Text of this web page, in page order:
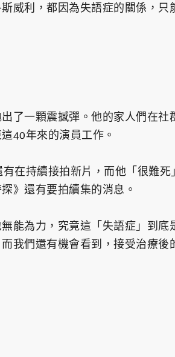
威利，都因為失語症的關係，只
了一顆震撼彈。他的家人們在社
40年來的演員工作。
在持續接拍新片，而他「很難
》還有要拍續集的消息。
能為力，究竟這「失語症」到底
我們還有機會看到，接受治療後